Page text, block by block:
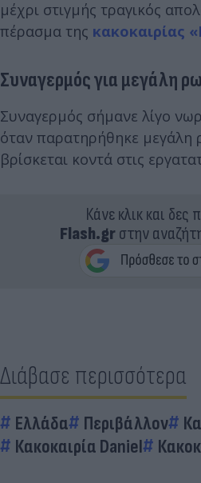
μέχρι στιγμής τραγικός
πέρασμα της κακοκαιρίας
Συναγερμός για μεγάλη
Συναγερμός σήμανε λίγο
όταν παρατηρήθηκε
βρίσκεται κοντά στις
Κάνε κλικ και δες
Flash.grστην
Διάβασε περισσότερα
Ελλάδα Περιβάλλον
Κακοκαιρία Daniel